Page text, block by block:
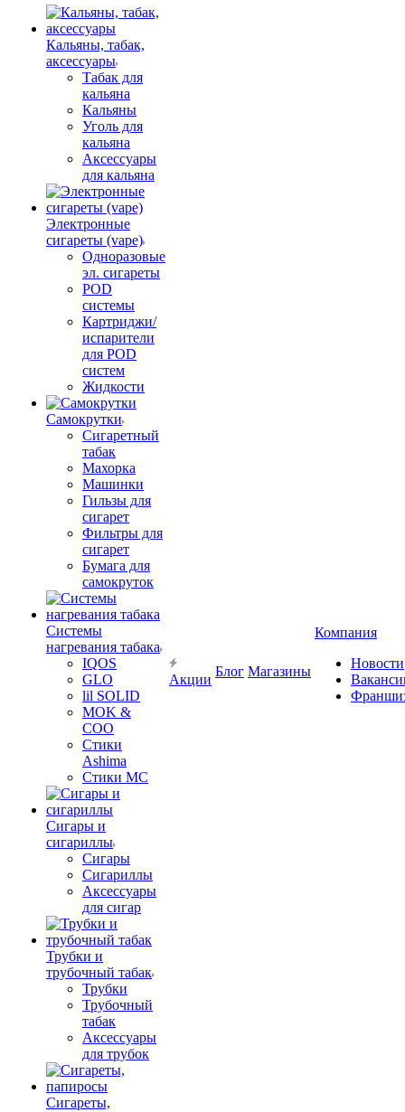
Кальяны, табак,
аксессуары
Табак для
кальяна
Кальяны
Уголь для
кальяна
Аксессуары
для кальяна
Электронные
сигареты (vape)
Одноразовые
эл. сигареты
POD
системы
Картриджи/
испарители
для POD
систем
Жидкости
Самокрутки
Сигаретный
табак
Махорка
Машинки
Гильзы для
сигарет
Фильтры для
сигарет
Бумага для
самокруток
Системы
нагревания табака
IQOS
GLO
lil SOLID
MOK &
COO
Стики
Ashima
Стики MC
Сигары и
сигариллы
Сигары
Сигариллы
Аксессуары
для сигар
Трубки и
трубочный табак
Трубки
Трубочный
табак
Аксессуары
для трубок
Сигареты,
Акции
Блог Магазины
Компания
Новости